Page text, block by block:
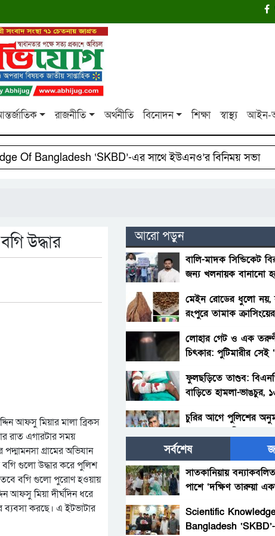
রাজনীতি অর্থনীতি বিনোদন শিক্ষা স্বাস্থ্য আইন-
Bangladesh ‘SKBD’-এর সাথে ইউএনও’র বিনিময় সভা
উদ্ধার
আফসু মিয়ার মালা ব্রিকস
রাত এগারটার সময়
গ্রামের অভিযান
বগি গুলো উদ্ধার করে পুলিশ
তবে বগি গুলো পুরোণ হওয়ায়
আফসু মিয়া দীর্ঘদিন ধরে
ব্যবসা করছে। এ ইটভাটার
আরো পড়ুন
বালি-মাদক সিন্ডিকেট
জন্য খলনায়ক বানানো
মেইন রোডের ধুলো নয়,
রংপুরে তামাক ক্রাসিংয়ের
লোহার গেট ও এক
চিৎকার: পুটিমারীর সেই
ফুলছড়িতে তাণ্ডব:
বাড়িতে হামলা-ভাঙচুর,
চুরির আগে পুলিশের
পলাশবাড়ীতে থানায়
সদস্যদের মারধর, যুব
নেতাকর্মীর বিরুদ্ধে
প্রশাসনের হস্তক্ষেপ,
সর্বশেষ
সাতকানিয়ায়
পাশে ‘দক্ষিণ তারুয়া
Scientific
Bangladesh